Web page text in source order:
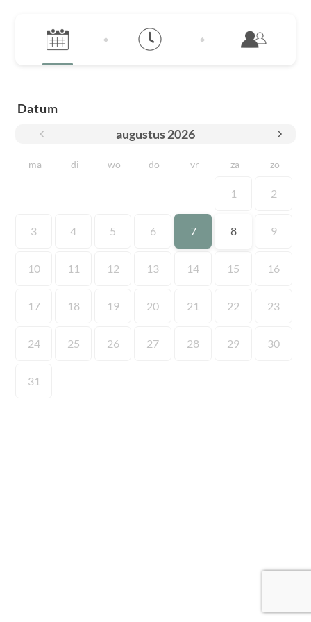
Datum
augustus2026
ma di wo do vr za zo
1 2
3 4 5 6 7 8 9
10 11 12 13 14 15 16
17 18 19 20 21 22 23
24 25 26 27 28 29 30
31